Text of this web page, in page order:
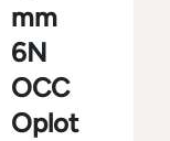
mm
6N
OCC
Oplot